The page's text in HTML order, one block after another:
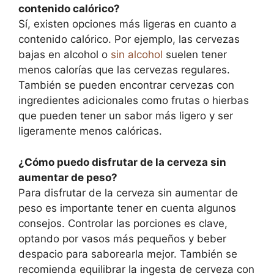
contenido calórico?
Sí, existen opciones más ligeras en cuanto a
contenido calórico. Por ejemplo, las cervezas
bajas en alcohol o sin alcohol suelen tener
menos calorías que las cervezas regulares.
También se pueden encontrar cervezas con
ingredientes adicionales como frutas o hierbas
que pueden tener un sabor más ligero y ser
ligeramente menos calóricas.
¿Cómo puedo disfrutar de la cerveza sin
aumentar de peso?
Para disfrutar de la cerveza sin aumentar de
peso es importante tener en cuenta algunos
consejos. Controlar las porciones es clave,
optando por vasos más pequeños y beber
despacio para saborearla mejor. También se
recomienda equilibrar la ingesta de cerveza con